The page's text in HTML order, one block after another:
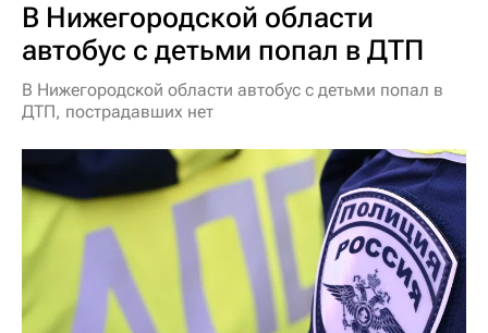
В Нижегородской области
автобус с детьми попал в ДТП
В Нижегородской области автобус с детьми попал в
ДТП, пострадавших нет